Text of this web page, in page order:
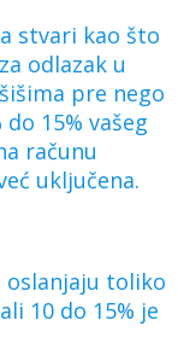
stvari kao što
odlazak u
pre nego
15% vašeg
računu
uključena.
oslanjaju toliko
10 do 15% je